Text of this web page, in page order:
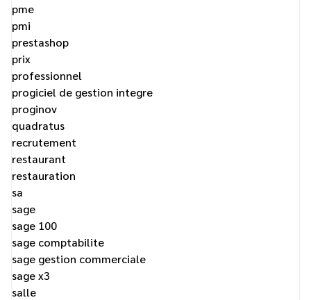
pme
pmi
prestashop
prix
professionnel
progiciel de gestion integre
proginov
quadratus
recrutement
restaurant
restauration
sa
sage
sage 100
sage comptabilite
sage gestion commerciale
sage x3
salle